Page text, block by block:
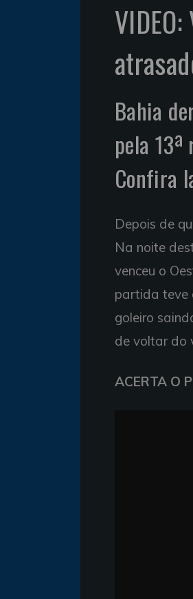
Bahia
pela
Confira
Depois de
Na noite
venceu o
partida teve
goleiro
de voltar do
ACERTA O